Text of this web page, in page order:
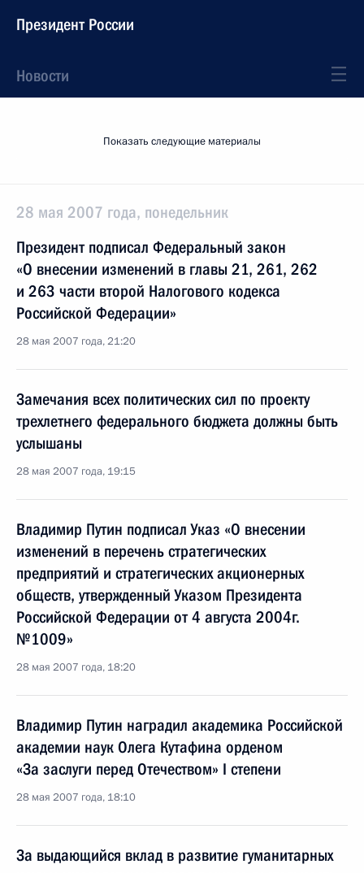
Президент России
Новости
Показать следующие материалы
28 мая 2007 года, понедельник
Президент подписал Федеральный закон
«О внесении изменений в главы 21, 261, 262
и 263 части второй Налогового кодекса
Российской Федерации»
28 мая 2007 года, 21:20
Замечания всех политических сил по проекту
трехлетнего федерального бюджета должны быть
услышаны
28 мая 2007 года, 19:15
Владимир Путин подписал Указ «О внесении
изменений в перечень стратегических
предприятий и стратегических акционерных
обществ, утвержденный Указом Президента
Российской Федерации от 4 августа 2004г.
№1009»
28 мая 2007 года, 18:20
Владимир Путин наградил академика Российской
академии наук Олега Кутафина орденом
«За заслуги перед Отечеством» I степени
28 мая 2007 года, 18:10
За выдающийся вклад в развитие гуманитарных